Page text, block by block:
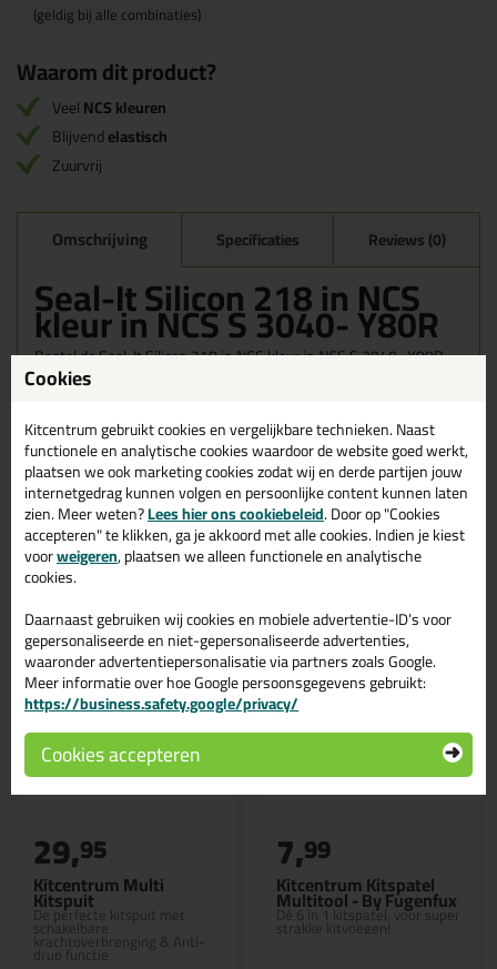
(geldig bij alle combinaties)
Waarom dit product?
VeelNCS kleuren
Blijvendelastisch
Zuurvrij
Omschrijving Specificaties Reviews (0)
Seal-It Silicon 218 in NCS
kleur in NCS S 3040- Y80R
Bestel de Seal-It Silicon 218 in NCS kleur in NCS S 3040- Y80R
vandaag nog! Vandaag besteld = morgen in huis.
Wil je meer weten over de toepassing en kenmerken van dit
product?Lees alles over dit product >
Gerelateerde producten
Kitcentrum Multi
Kitspuit
De perfecte kitspuit met
schakelbare
krachtoverbrenging & Anti-
drup functie
29,95
Kitcentrum Kitspatel
Multitool - By Fugenfux
Dé 6 in 1 kitspatel, voor super
strakke kitvoegen!
7,99
Cookies
Kitcentrum gebruikt cookies en vergelijkbare technieken. Naast
functionele en analytische cookies waardoor de website goed werkt,
plaatsen we ook marketing cookies zodat wij en derde partijen jouw
internetgedrag kunnen volgen en persoonlijke content kunnen laten
zien. Meer weten?Lees hier ons cookiebeleid. Door op "Cookies
accepteren" te klikken, ga je akkoord met alle cookies. Indien je kiest
voorweigeren, plaatsen we alleen functionele en analytische
cookies.
Daarnaast gebruiken wij cookies en mobiele advertentie-ID’s voor
gepersonaliseerde en niet-gepersonaliseerde advertenties,
waaronder advertentiepersonalisatie via partners zoals Google.
Meer informatie over hoe Google persoonsgegevens gebruikt:
https://business.safety.google/privacy/
Cookies accepteren